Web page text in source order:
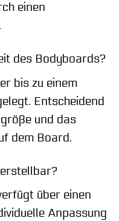
einen
des Bodyboards?
bis zu einem
Entscheidend
und das
dem Board.
über einen
Anpassung